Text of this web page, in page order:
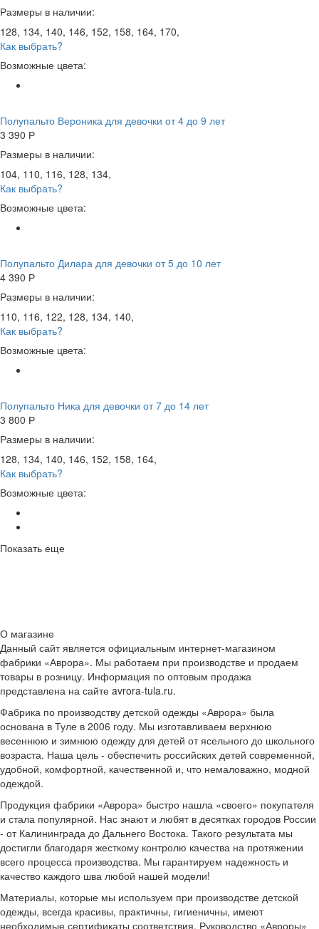
Размеры в наличии:
128, 134, 140, 146, 152, 158, 164, 170,
Как выбрать?
Возможные цвета:
Полупальто Вероника для девочки от 4 до 9 лет
3 390 Р
Размеры в наличии:
104, 110, 116, 128, 134,
Как выбрать?
Возможные цвета:
Полупальто Дилара для девочки от 5 до 10 лет
4 390 Р
Размеры в наличии:
110, 116, 122, 128, 134, 140,
Как выбрать?
Возможные цвета:
Полупальто Ника для девочки от 7 до 14 лет
3 800 Р
Размеры в наличии:
128, 134, 140, 146, 152, 158, 164,
Как выбрать?
Возможные цвета:
Показать еще
О магазине
Данный сайт является официальным интернет-магазином
фабрики «Аврора». Мы работаем при производстве и продаем
товары в розницу. Информация по оптовым продажа
представлена на сайте avrora-tula.ru.
Фабрика по производству детской одежды «Аврора» была
основана в Туле в 2006 году. Мы изготавливаем верхнюю
весеннюю и зимнюю одежду для детей от ясельного до школьного
возраста. Наша цель - обеспечить российских детей современной,
удобной, комфортной, качественной и, что немаловажно, модной
одеждой.
Продукция фабрики «Аврора» быстро нашла «своего» покупателя
и стала популярной. Нас знают и любят в десятках городов России
- от Калининграда до Дальнего Востока. Такого результата мы
достигли благодаря жесткому контролю качества на протяжении
всего процесса производства. Мы гарантируем надежность и
качество каждого шва любой нашей модели!
Материалы, которые мы используем при производстве детской
одежды, всегда красивы, практичны, гигиеничны, имеют
необходимые сертификаты соответствия. Руководство «Авроры»